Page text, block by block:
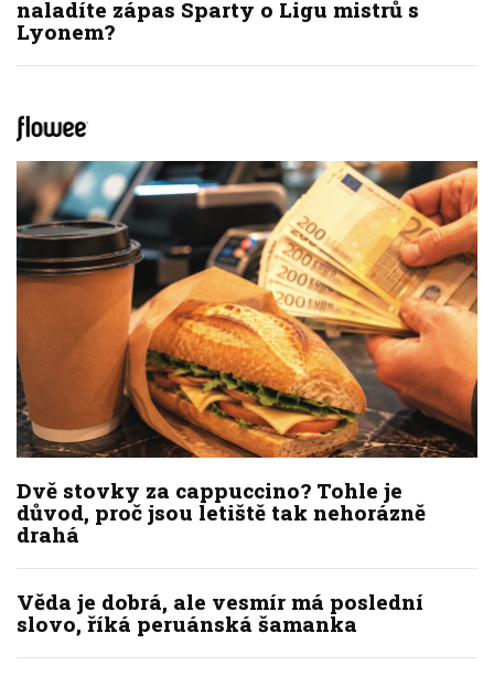
naladíte zápas Sparty o Ligu mistrů s
Lyonem?
Dvě stovky za cappuccino? Tohle je
důvod, proč jsou letiště tak nehorázně
drahá
Věda je dobrá, ale vesmír má poslední
slovo, říká peruánská šamanka